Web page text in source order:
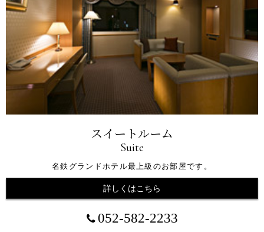
スイートルーム
Suite
名鉄グランドホテル最上級のお部屋です。
詳しくはこちら
052-582-2233